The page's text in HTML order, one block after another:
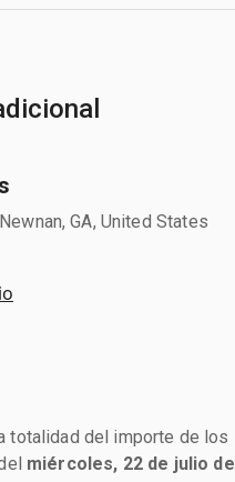
GA, United States
totalidad del importe de los
miércoles, 22 de julio de